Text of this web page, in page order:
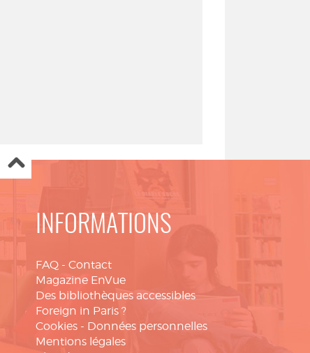
INFORMATIONS
FAQ - Contact
Magazine EnVue
Des bibliothèques accessibles
Foreign in Paris ?
Cookies - Données personnelles
Mentions légales